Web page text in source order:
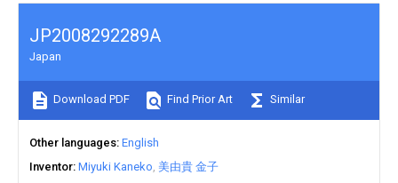
JP2008292289A
Japan
Download PDF Find Prior Art Similar
Other languages English
Inventor Miyuki Kaneko 美由貴 金子